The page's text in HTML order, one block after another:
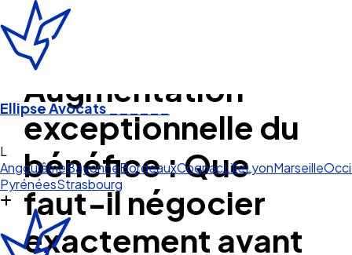
Ellipse Avocats______
Lille
AngoulêmeBayonneBordeauxCognacLilleLyonMarseille
PyrénéesStrasbourg
Augmentation
exceptionnelle du
bénéfice : Que
faut-il négocier
exactement avant